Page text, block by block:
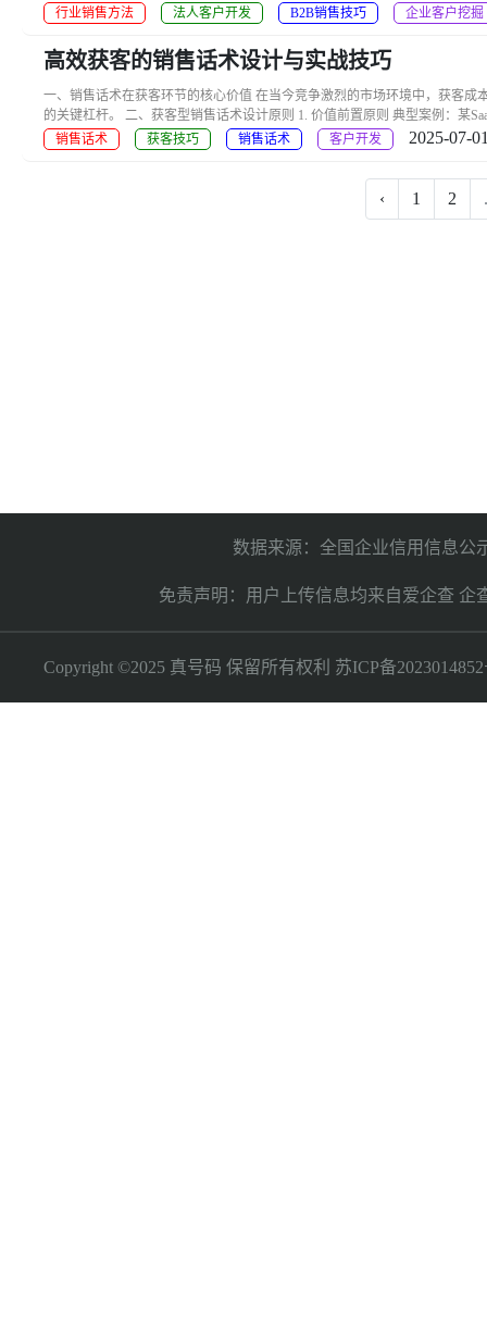
行业销售方法
法人客户开发 B2B销售技巧 企业客户挖掘
高效获客的销售话术设计与实战技巧
一、销售话术在获客环节的核心价值 在当今竞争激烈的市场环境中，获客成
的关键杠杆。 二、获客型销售话术设计原则 1. 价值前置原则 典型案例：某
销售话术
获客技巧 销售话术 客户开发 2025-07-
‹ 1 2
数据来源：全国企业信用信息公
免责声明：用户上传信息均来自爱企查
Copyright ©2025 真号码 保留所有权利 苏ICP备